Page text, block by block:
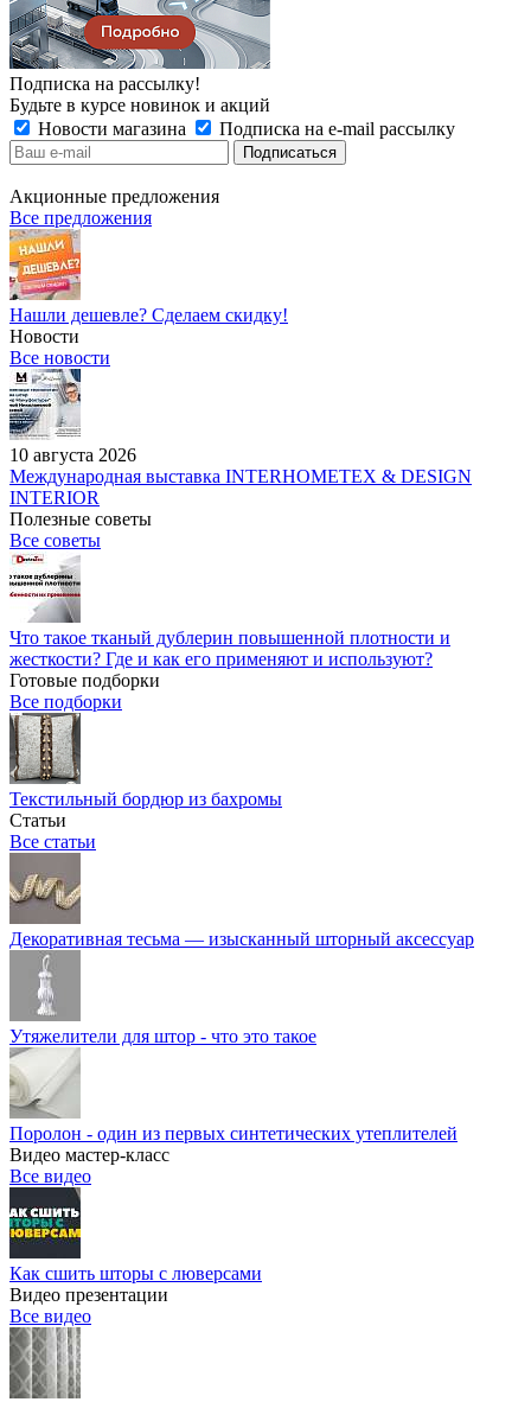
Подписка на рассылку!
Будьте в курсе новинок и акций
Новости магазина
Подписка на e-mail рассылку
Акционные предложения
Все предложения
Нашли дешевле? Сделаем скидку!
Новости
Все новости
10 августа 2026
Международная выставка INTERHOMETEX & DESIGN
INTERIOR
Полезные советы
Все советы
Что такое тканый дублерин повышенной плотности и
жесткости? Где и как его применяют и используют?
Готовые подборки
Все подборки
Текстильный бордюр из бахромы
Статьи
Все статьи
Декоративная тесьма — изысканный шторный аксессуар
Утяжелители для штор - что это такое
Поролон - один из первых синтетических утеплителей
Видео мастер-класс
Все видео
Как сшить шторы с люверсами
Видео презентации
Все видео